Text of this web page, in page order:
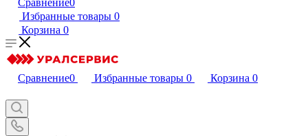
Сравнение0
Избранные товары 0
Корзина 0
Сравнение0 Избранные товары 0 Корзина 0